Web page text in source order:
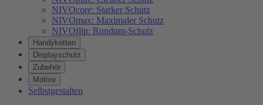
NIVOcore: Starker Schutz
NIVOmax: Maximaler Schutz
NIVOflip: Rundum-Schutz
Handyketten
Displayschutz
Zubehör
Motive
Selbstgestalten